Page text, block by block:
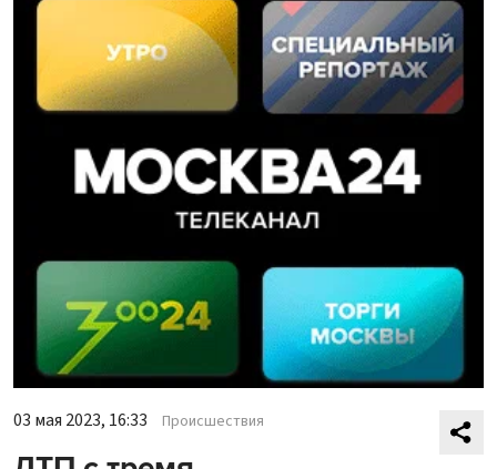
03 мая 2023, 16:33 Происшествия